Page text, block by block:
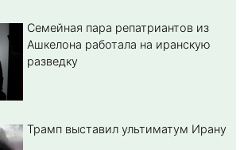
Семейная пара репатриантов из
Ашкелона работала на иранскую
разведку
Трамп выставил ультиматум Ирану